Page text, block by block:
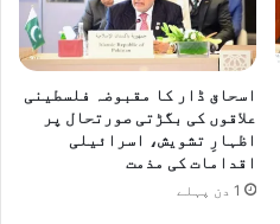
اسحاق ڈار کا مقبوضہ فلسطینی
علاقوں کی بگڑتی صورتحال پر
اظہارِ تشویش، اسرائیلی
اقدامات کی مذمت
1 دن پہلے